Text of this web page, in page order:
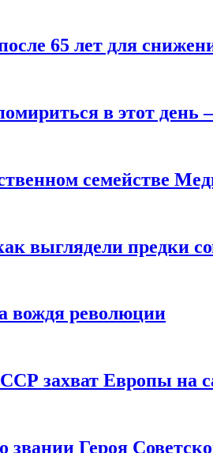
65 лет для
в этот день –
семействе
выглядели предки
вождя революции
захват Европы на
звании Героя